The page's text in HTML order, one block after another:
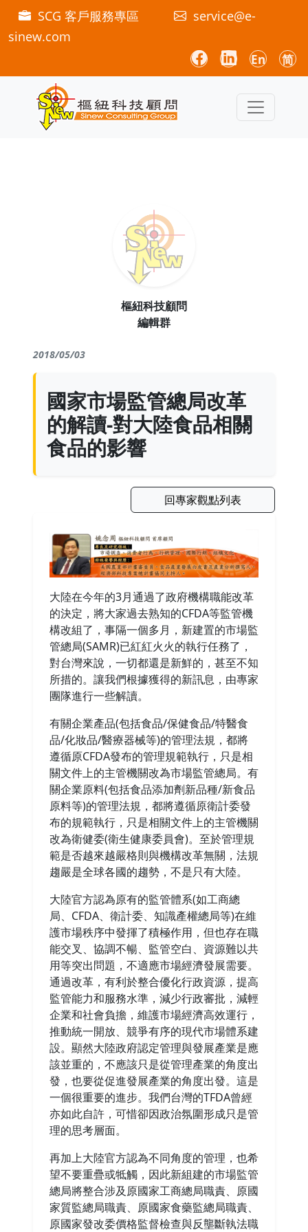
SCG 客戶服務專區
service@e-
sinew.com
En 简
樞紐科技顧問
編輯群
2018/05/03
國家市場監管總局改革
的解讀-對大陸食品相關
食品的影響
回專家觀點列表
大陸在今年的3月通過了政府機構職能改革
的決定，將大家過去熟知的CFDA等監管機
構改組了，事隔一個多月，新建置的市場監
管總局(SAMR)已紅紅火火的執行任務了，
對台灣來說，一切都還是新鮮的，甚至不知
所措的。讓我們根據獲得的新訊息，由專家
團隊進行一些解讀。
有關企業產品(包括食品/保健食品/特醫食
品/化妝品/醫療器械等)的管理法規，都將
遵循原CFDA發布的管理規範執行，只是相
關文件上的主管機關改為市場監管總局。有
關企業原料(包括食品添加劑新品種/新食品
原料等)的管理法規，都將遵循原衛計委發
布的規範執行，只是相關文件上的主管機關
改為衛健委(衛生健康委員會)。至於管理規
範是否越來越嚴格則與機構改革無關，法規
趨嚴是全球各國的趨勢，不是只有大陸。
大陸官方認為原有的監管體系(如工商總
局、CFDA、衛計委、知識產權總局等)在維
護市場秩序中發揮了積極作用，但也存在職
能交叉、協調不暢、監管空白、資源難以共
用等突出問題，不適應市場經濟發展需要。
通過改革，有利於整合優化行政資源，提高
監管能力和服務水準，減少行政審批，減輕
企業和社會負擔，維護市場經濟高效運行，
推動統一開放、競爭有序的現代市場體系建
設。顯然大陸政府認定管理與發展產業是應
該並重的，不應該只是從管理產業的角度出
發，也要從促進發展產業的角度出發。這是
一個很重要的進步。我們台灣的TFDA曾經
亦如此自許，可惜卻因政治氛圍形成只是管
理的思考層面。
再加上大陸官方認為不同角度的管理，也希
望不要重疊或牴觸，因此新組建的市場監管
總局將整合涉及原國家工商總局職責、原國
家質監總局職責、原國家食藥監總局職責、
原國家發改委價格監督檢查與反壟斷執法職